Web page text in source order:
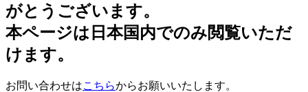
がとうございます。
本ページは日本国内でのみ閲覧いただ
けます。
お問い合わせはこちらからお願いいたします。